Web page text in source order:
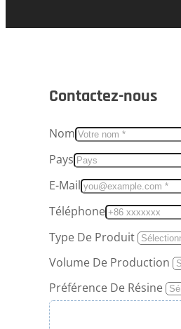
Contactez-nous
Nom
Pays
E-Mail
Téléphone
Type De Produit
Volume De Production
Préférence De Résine